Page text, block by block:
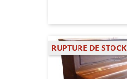
RUPTURE DE STOCK